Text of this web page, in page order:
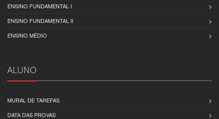
ENSINO FUNDAMENTAL I
ENSINO FUNDAMENTAL II
ENSINO MÉDIO
ALUNO
MURAL DE TAREFAS
DATA DAS PROVAS